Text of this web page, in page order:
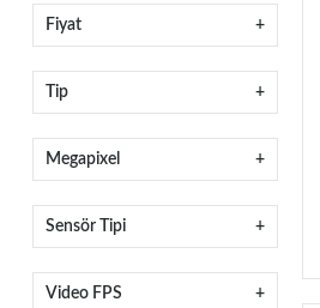
Fiyat
Tip
Megapixel
Sensör Tipi
Video FPS